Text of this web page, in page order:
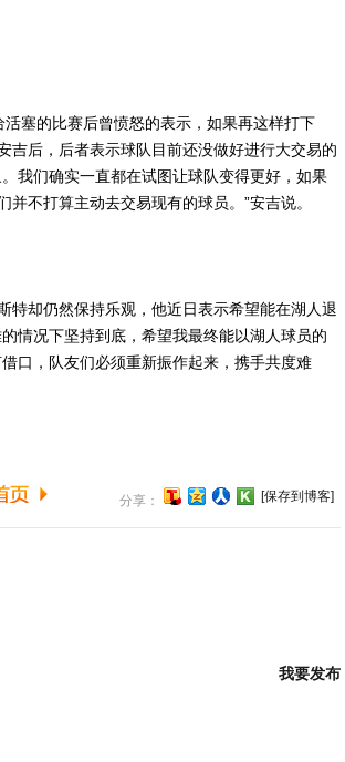
塞的比赛后曾愤怒的表示，如果再这样打下
吉后，后者表示球队目前还没做好进行大交易的
我们确实一直都在试图让球队变得更好，如果
不打算主动去交易现有的球员。”安吉说。
却仍然保持乐观，他近日表示希望能在湖人退
情况下坚持到底，希望我最终能以湖人球员的
口，队友们必须重新振作起来，携手共度难
分享： [保存到博客]
我要发布